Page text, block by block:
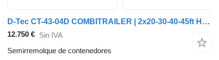
D-Tec CT-43-04D COMBITRAILER | 2x20-30-40-45ft HC * STEERING AXLE * LI
12.750 € Sin IVA
Semirremolque de contenedores